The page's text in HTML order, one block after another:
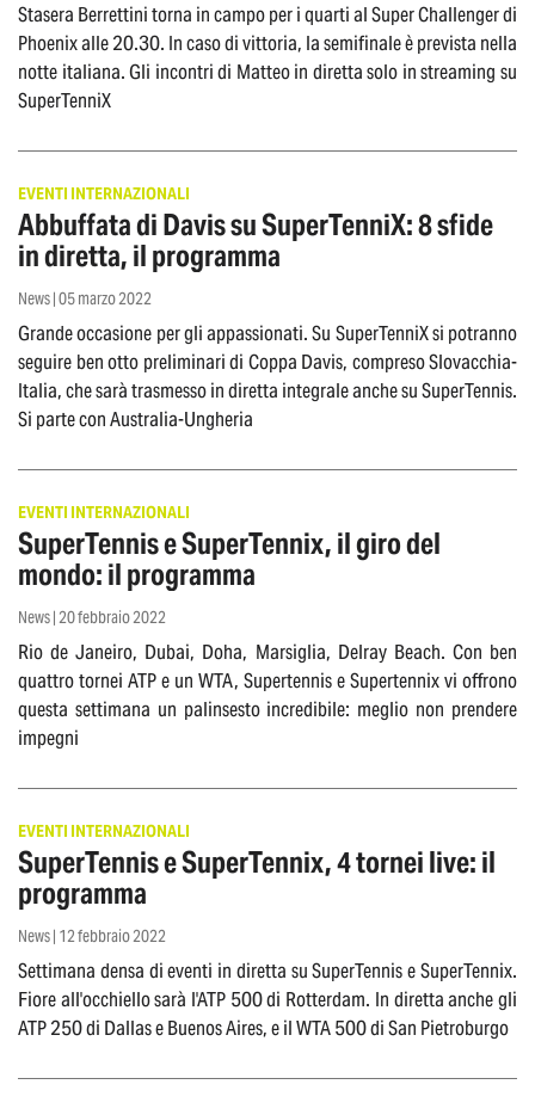
Stasera Berrettini torna in campo per i quarti al Super Challenger di
Phoenix alle 20.30. In caso di vittoria, la semifinale è prevista nella
notte italiana. Gli incontri di Matteo in diretta solo in streaming su
SuperTenniX
EVENTI INTERNAZIONALI
Abbuffata di Davis su SuperTenniX: 8 sfide
in diretta, il programma
News | 05 marzo 2022
Grande occasione per gli appassionati. Su SuperTenniX si potranno
seguire ben otto preliminari di Coppa Davis, compreso Slovacchia-
Italia, che sarà trasmesso in diretta integrale anche su SuperTennis.
Si parte con Australia-Ungheria
EVENTI INTERNAZIONALI
SuperTennis e SuperTennix, il giro del
mondo: il programma
News | 20 febbraio 2022
Rio de Janeiro, Dubai, Doha, Marsiglia, Delray Beach. Con ben
quattro tornei ATP e un WTA, Supertennis e Supertennix vi offrono
questa settimana un palinsesto incredibile: meglio non prendere
impegni
EVENTI INTERNAZIONALI
SuperTennis e SuperTennix, 4 tornei live: il
programma
News | 12 febbraio 2022
Settimana densa di eventi in diretta su SuperTennis e SuperTennix.
Fiore all'occhiello sarà l'ATP 500 di Rotterdam. In diretta anche gli
ATP 250 di Dallas e Buenos Aires, e il WTA 500 di San Pietroburgo